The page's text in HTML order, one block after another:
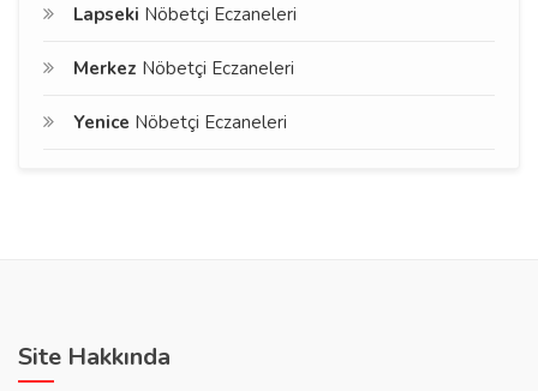
Lapseki Nöbetçi Eczaneleri
Merkez Nöbetçi Eczaneleri
Yenice Nöbetçi Eczaneleri
Site Hakkında